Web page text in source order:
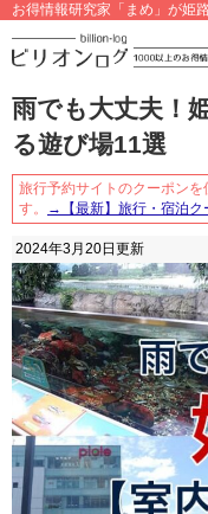
お得情報研究家「まめ」が姫
雨でも大丈夫！
る遊び場11選
旅行予約サイトのクーポン
す。
→【最新】旅行・宿泊ク
2024年3月20日 更新